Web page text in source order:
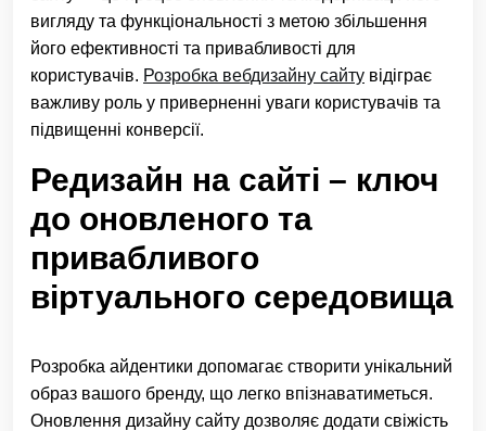
вигляду та функціональності з метою збільшення
його ефективності та привабливості для
користувачів. Розробка вебдизайну сайту відіграє
важливу роль у приверненні уваги користувачів та
підвищенні конверсії.
Редизайн на сайті – ключ
до оновленого та
привабливого
віртуального середовища
Розробка айдентики допомагає створити унікальний
образ вашого бренду, що легко впізнаватиметься.
Оновлення дизайну сайту дозволяє додати свіжість